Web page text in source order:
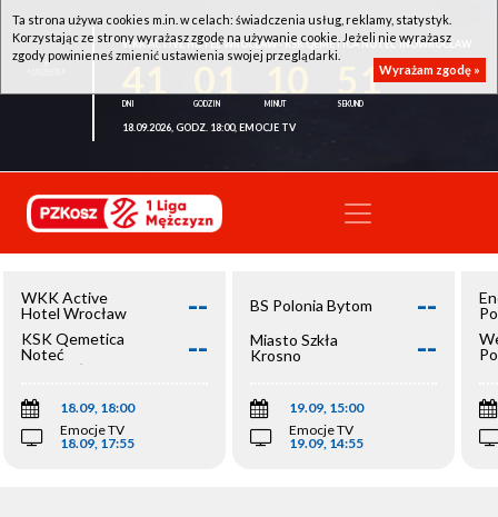
WKK ACTIVE HOTEL WROCŁAW - KSK QEMETICA NOTEĆ INOWROCŁAW
51
18.09.2026, GODZ. 18:00, EMOCJE TV
WKK Active
Hotel Wrocław
--
KSK Qemetica
Noteć
Inowrocław
--
18.09, 18:00
Emocje TV
18.09, 17:55
BS Polonia Bytom --
Miasto Szkła
Krosno
--
19.09, 15:00
Emocje TV
19.09, 14:55
Ta strona używa cookies m.in. w celach: świadczenia usług, reklamy, statystyk.
Korzystając ze strony wyrażasz zgodę na używanie cookie. Jeżeli nie wyrażasz
zgody powinieneś zmienić ustawienia swojej przeglądarki.
Wyrażam zgodę »